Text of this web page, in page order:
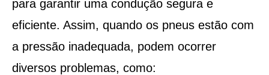
para garantir uma condução segura e
eficiente. Assim, quando os pneus estão com
a pressão inadequada, podem ocorrer
diversos problemas, como: